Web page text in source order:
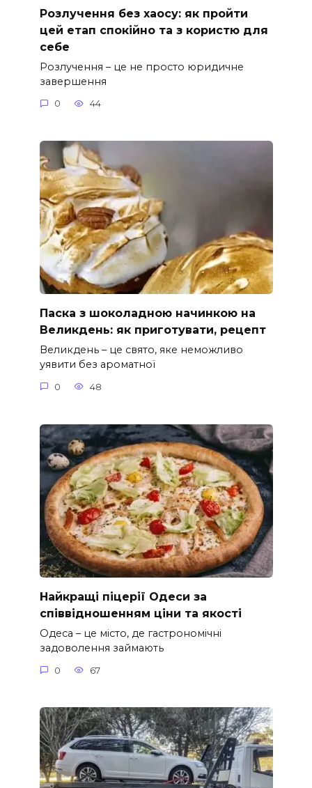
Розлучення без хаосу: як пройти
цей етап спокійно та з користю для
себе
Розлучення – це не просто юридичне
завершення
0 44
Паска з шоколадною начинкою на
Великдень: як приготувати, рецепт
Великдень – це свято, яке неможливо
уявити без ароматної
0 48
Найкращі піцерії Одеси за
співвідношенням ціни та якості
Одеса – це місто, де гастрономічні
задоволення займають
0 67